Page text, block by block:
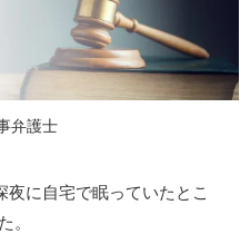
弁護士
に自宅で眠っていたとこ